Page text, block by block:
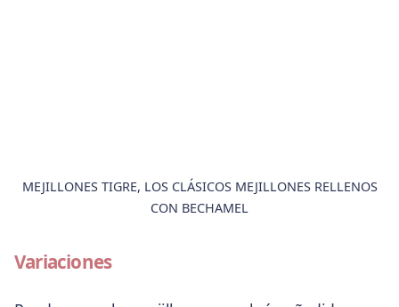
MEJILLONES TIGRE, LOS CLÁSICOS MEJILLONES RELLENOS
CON BECHAMEL
Variaciones